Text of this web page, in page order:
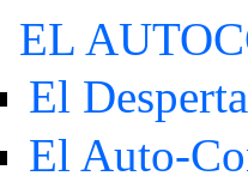
EL
El
El Auto-